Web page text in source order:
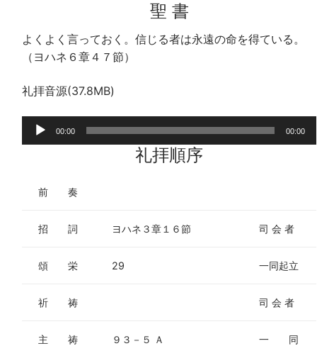
聖 書
よくよく言っておく。信じる者は永遠の命を得ている。
（ヨハネ６章４７節）
礼拝音源(37.8MB)
声
00:00 00:00
礼拝順序
前 奏
招 詞 ヨハネ３章１６節 司 会 者
頌 栄 29 一同起立
祈 祷 司 会 者
主 祷 ９３－５ Ａ 一 同